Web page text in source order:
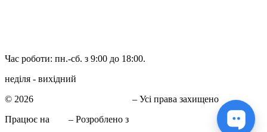
Час роботи: пн.-сб. з 9:00 до 18:00.
неділя - вихідний
© 2026
– Усі права захищено
Працює на
– Розроблено з